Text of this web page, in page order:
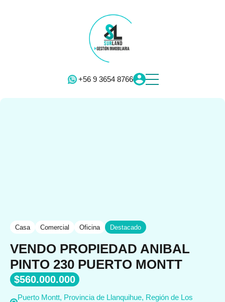
+56 9 3654 8766
Casa Comercial Oficina Destacado
VENDO PROPIEDAD ANIBAL
PINTO 230 PUERTO MONTT
$560.000.000
Puerto Montt, Provincia de Llanquihue, Región de Los